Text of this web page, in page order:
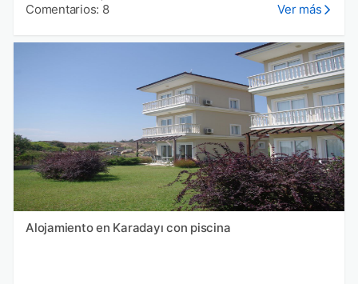
Comentarios: 8
Ver más
Alojamiento en Karadayı con piscina